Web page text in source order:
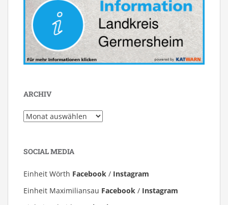
ARCHIV
Archiv
SOCIAL MEDIA
Einheit Wörth Facebook / Instagram
Einheit Maximiliansau Facebook / Instagram